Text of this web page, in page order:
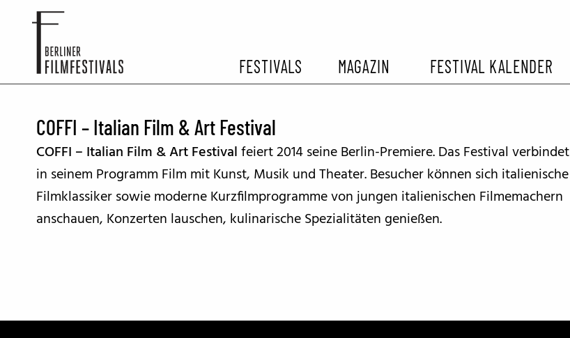
FESTIVALS
ARCHIV EHEMALIGER FILMFESTIVALS
MAGAZIN
FESTIVALBERICHTE
INTERVIEWS
FESTIVAL KALENDER
COFFI – Italian Film & Art Festival
COFFI – Italian Film & Art Festivalfeiert 2014 seine Berlin-Premiere. Das Festival verbindet
in seinem Programm Film mit Kunst, Musik und Theater. Besucher können sich italienische
Filmklassiker sowie moderne Kurzfilmprogramme von jungen italienischen Filmemachern
anschauen, Konzerten lauschen, kulinarische Spezialitäten genießen.